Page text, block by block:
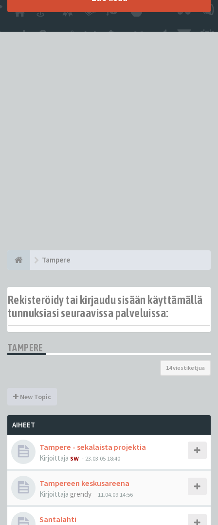
Tampere
Rekisteröidy tai kirjaudu sisään käyttämällä
tunnuksiasi seuraavissa palveluissa:
TAMPERE
14 viestiketjua
New Topic
AIHEET
Tampere - sekalaista projektia
Kirjoittaja sw - 23.03.05 18:40
Tampereen keskusareena
Kirjoittaja grendy - 11.04.09 14:56
Santalahti